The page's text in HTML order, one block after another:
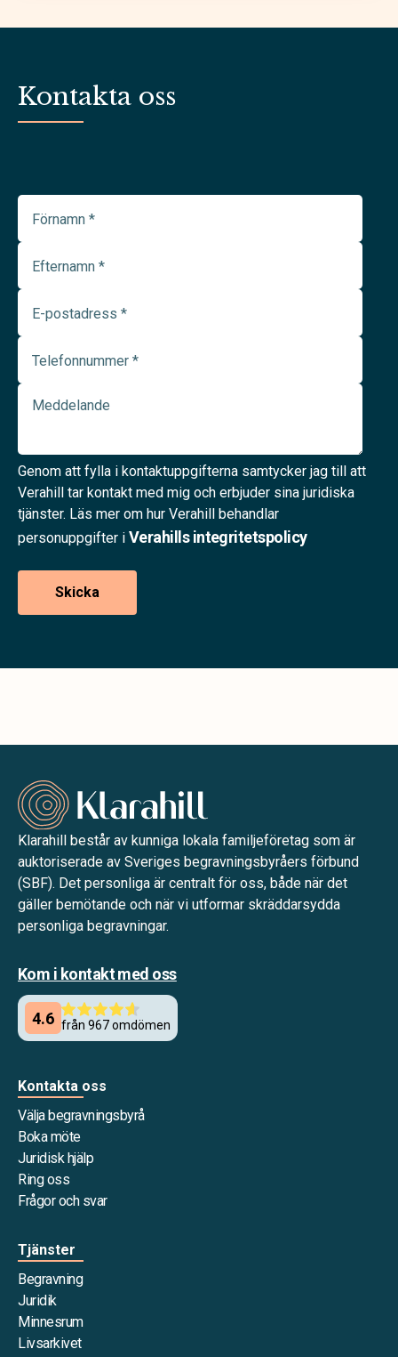
Kontakta oss
Genom att fylla i kontaktuppgifterna samtycker jag till att
Verahill tar kontakt med mig och erbjuder sina juridiska
tjänster. Läs mer om hur Verahill behandlar
personuppgifter i Verahills integritetspolicy
Klarahill består av kunniga lokala familjeföretag som är
auktoriserade av Sveriges begravningsbyråers förbund
(SBF). Det personliga är centralt för oss, både när det
gäller bemötande och när vi utformar skräddarsydda
personliga begravningar.
Kom i kontakt med oss
Kontakta oss
Välja begravningsbyrå
Boka möte
Juridisk hjälp
Ring oss
Frågor och svar
Tjänster
Begravning
Juridik
Minnesrum
Livsarkivet